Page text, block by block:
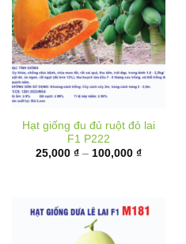
Hạt giống đu đủ ruột đỏ lai
F1 P222
25,000 ₫ – 100,000 ₫Khoảng
100,000 ₫